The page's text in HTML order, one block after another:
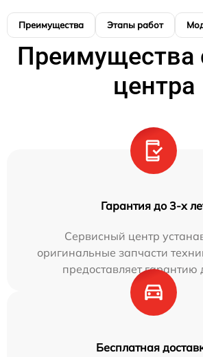
Преимущества Этапы работ
Преимущества
центра
Гарантия до 3-х
Сервисный центр
оригинальные запчасти
предоставляет гарантию
Бесплатная